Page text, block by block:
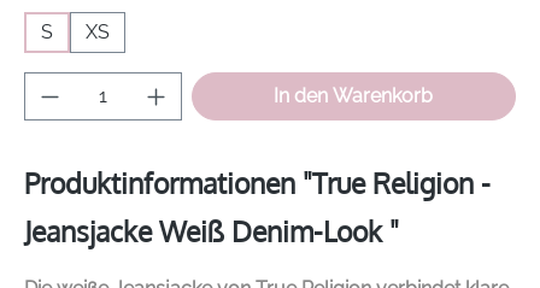
S
XS
Produkt Anzahl: Gib den gewünschten
In den Warenkorb
Produktinformationen "True Religion -
Jeansjacke Weiß Denim-Look "